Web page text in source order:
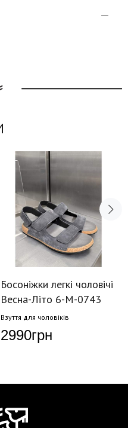
Босоніжки легкі чоловічі
Весна-Літо 6-M-0743
Взуття для чоловіків
2990грн